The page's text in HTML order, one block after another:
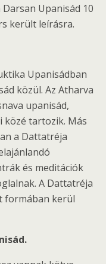
Upanisád 10
került leírásra.
Upanisádban
közül. Az Atharva
upanisád,
közé tartozik. Más
a Dattatréja
és meditációk
A Dattatréja
formában kerül